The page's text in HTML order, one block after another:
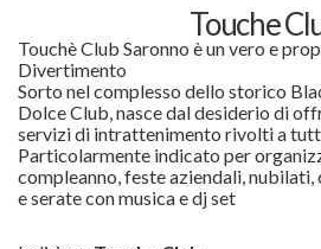
Touche
Touchè Club Saronno è un vero e
Divertimento
Sorto nel complesso dello storico
Dolce Club, nasce dal desiderio di
servizi di intrattenimento rivolti a
Particolarmente indicato per
compleanno, feste aziendali,
e serate con musica e dj set